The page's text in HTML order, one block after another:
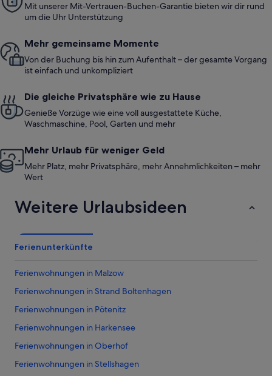
Mit unserer Mit-Vertrauen-Buchen-Garantie bieten wir dir rund
um die Uhr Unterstützung
Mehr gemeinsame Momente
Von der Buchung bis hin zum Aufenthalt – der gesamte Vorgang
ist einfach und unkompliziert
Die gleiche Privatsphäre wie zu Hause
Genieße Vorzüge wie eine voll ausgestattete Küche,
Waschmaschine, Pool, Garten und mehr
Mehr Urlaub für weniger Geld
Mehr Platz, mehr Privatsphäre, mehr Annehmlichkeiten – mehr
Wert
Weitere Urlaubsideen
Ferienunterkünfte
Ferienwohnungen in Malzow
Ferienwohnungen in Strand Boltenhagen
Ferienwohnungen in Pötenitz
Ferienwohnungen in Harkensee
Ferienwohnungen in Oberhof
Ferienwohnungen in Stellshagen